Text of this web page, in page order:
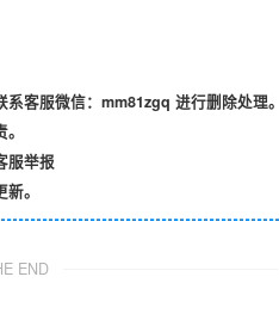
客服微信：mm81zgq 进行删除处理。
服举报
。
END